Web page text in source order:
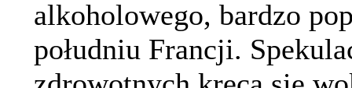
alkoholowego, bardzo
południu Francji.